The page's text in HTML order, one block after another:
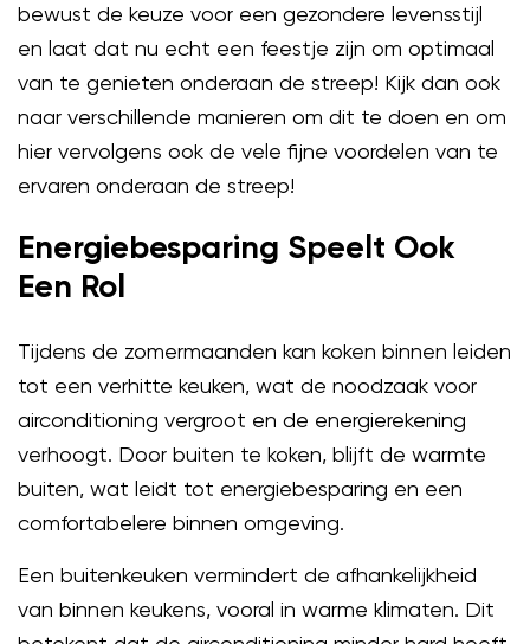
bewust de keuze voor een gezondere levensstijl
en laat dat nu echt een feestje zijn om optimaal
van te genieten onderaan de streep! Kijk dan ook
naar verschillende manieren om dit te doen en om
hier vervolgens ook de vele fijne voordelen van te
ervaren onderaan de streep!
Energiebesparing Speelt Ook
Een Rol
Tijdens de zomermaanden kan koken binnen leiden
tot een verhitte keuken, wat de noodzaak voor
airconditioning vergroot en de energierekening
verhoogt. Door buiten te koken, blijft de warmte
buiten, wat leidt tot energiebesparing en een
comfortabelere binnen omgeving.
Een buitenkeuken vermindert de afhankelijkheid
van binnen keukens, vooral in warme klimaten. Dit